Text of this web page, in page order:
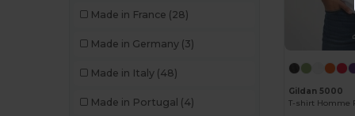
Made in France (28)
Made in Germany (3)
Made in Italy (48)
Made in Portugal (4)
Gildan 5000